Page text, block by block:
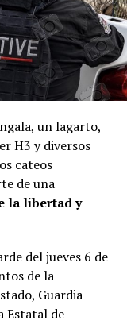
un lagarto,
H3 y diversos
cateos
de una
la libertad y
del jueves 6 de
de la
Guardia
Estatal de